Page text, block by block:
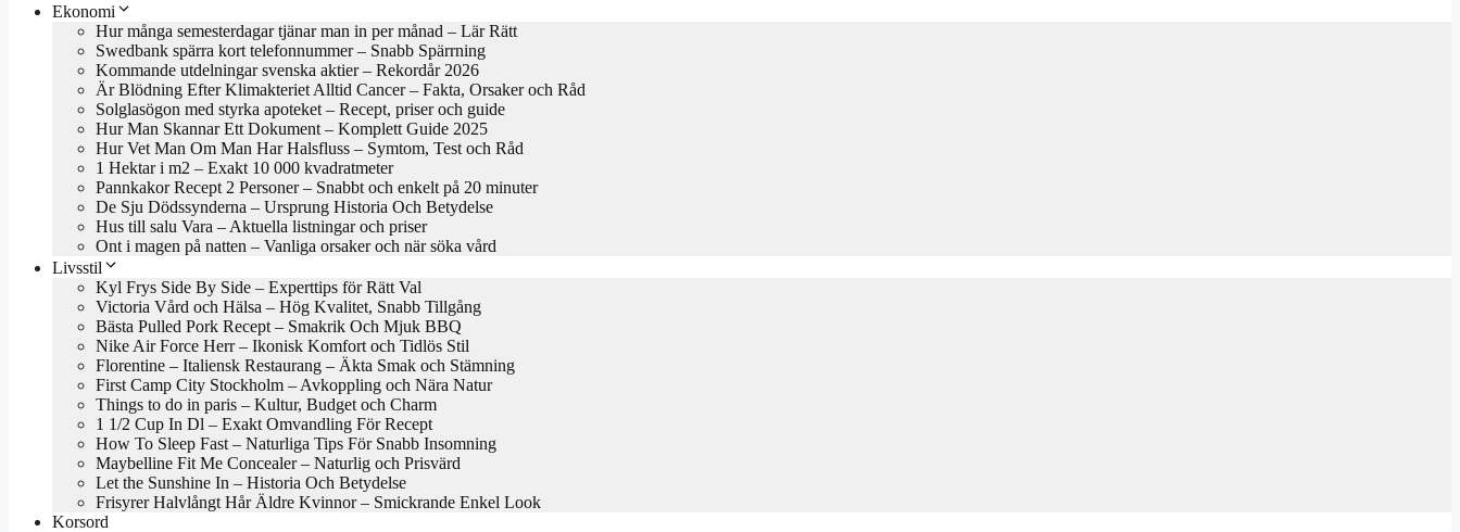
Ekonomi
Hur många semesterdagar tjänar man in per månad – Lär Rätt
Swedbank spärra kort telefonnummer – Snabb Spärrning
Kommande utdelningar svenska aktier – Rekordår 2026
Är Blödning Efter Klimakteriet Alltid Cancer – Fakta, Orsaker och Råd
Solglasögon med styrka apoteket – Recept, priser och guide
Hur Man Skannar Ett Dokument – Komplett Guide 2025
Hur Vet Man Om Man Har Halsfluss – Symtom, Test och Råd
1 Hektar i m2 – Exakt 10 000 kvadratmeter
Pannkakor Recept 2 Personer – Snabbt och enkelt på 20 minuter
De Sju Dödssynderna – Ursprung Historia Och Betydelse
Hus till salu Vara – Aktuella listningar och priser
Ont i magen på natten – Vanliga orsaker och när söka vård
Livsstil
Kyl Frys Side By Side – Experttips för Rätt Val
Victoria Vård och Hälsa – Hög Kvalitet, Snabb Tillgång
Bästa Pulled Pork Recept – Smakrik Och Mjuk BBQ
Nike Air Force Herr – Ikonisk Komfort och Tidlös Stil
Florentine – Italiensk Restaurang – Äkta Smak och Stämning
First Camp City Stockholm – Avkoppling och Nära Natur
Things to do in paris – Kultur, Budget och Charm
1 1/2 Cup In Dl – Exakt Omvandling För Recept
How To Sleep Fast – Naturliga Tips För Snabb Insomning
Maybelline Fit Me Concealer – Naturlig och Prisvärd
Let the Sunshine In – Historia Och Betydelse
Frisyrer Halvlångt Hår Äldre Kvinnor – Smickrande Enkel Look
Korsord